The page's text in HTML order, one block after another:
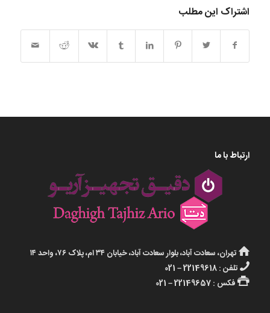
اشتراک این مطلب
ارتباط با ما
تهران، سعادت آباد، بلوار سعادت آباد، خیابان ۳۴ ام، پلاک ۷۶، واحد ۱۴
تلفن : 22149618 – 021
فکس : 22149657 – 021